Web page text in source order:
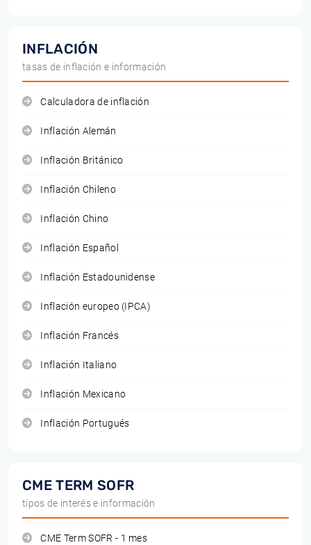
INFLACIÓN
tasas de inflación e información
Calculadora de inflación
Inflación Alemán
Inflación Británico
Inflación Chileno
Inflación Chino
Inflación Español
Inflación Estadounidense
Inflación europeo (IPCA)
Inflación Francés
Inflación Italiano
Inflación Mexicano
Inflación Portugués
CME TERM SOFR
tipos de interés e información
CME Term SOFR - 1 mes